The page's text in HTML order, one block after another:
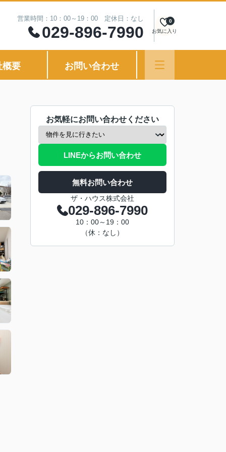
営業時間：10：00～19：00 定休日：なし
029-896-7990 お気に入り
0
概要 お問い合わせ
お気軽にお問い合わせください
LINEからお問い合わせ
無料お問い合わせ
ザ・ハウス株式会社
029-896-7990
10：00～19：00
（休：なし）